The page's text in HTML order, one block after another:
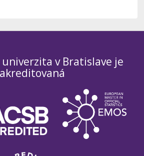
univerzita v Bratislave je
akreditovaná